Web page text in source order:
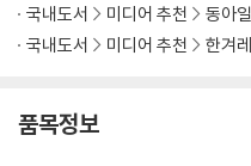
국내도서
미디어 추천
동아
국내도서
미디어 추천 한겨레
품목정보